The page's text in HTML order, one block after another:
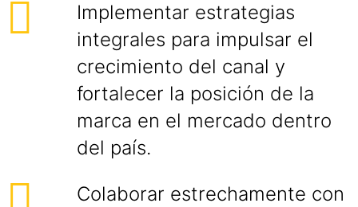
Implementar estrategias
integrales para impulsar el
crecimiento del canal y
fortalecer la posición de la
marca en el mercado dentro
del país.
Colaborar estrechamente con